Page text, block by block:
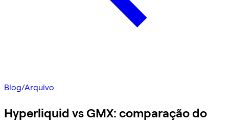
Blog/Arquivo
Hyperliquid vs GMX: comparação do